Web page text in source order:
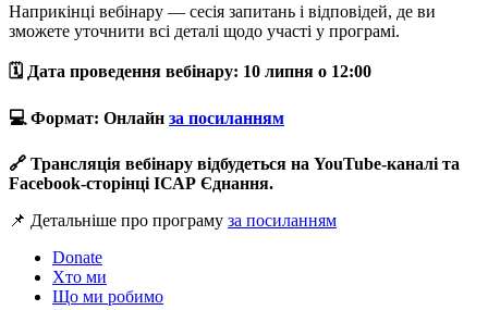
Наприкінці вебінару — сесія запитань і відповідей, де ви
зможете уточнити всі деталі щодо участі у програмі.
🗓 Дата проведення вебінару: 10 липня о 12:00
💻 Формат: Онлайн за посиланням
🔗 Трансляція вебінару відбудеться на YouTube-каналі та
Facebook-сторінці ІСАР Єднання.
📌 Детальніше про програму за посиланням
Donate
Хто ми
Що ми робимо